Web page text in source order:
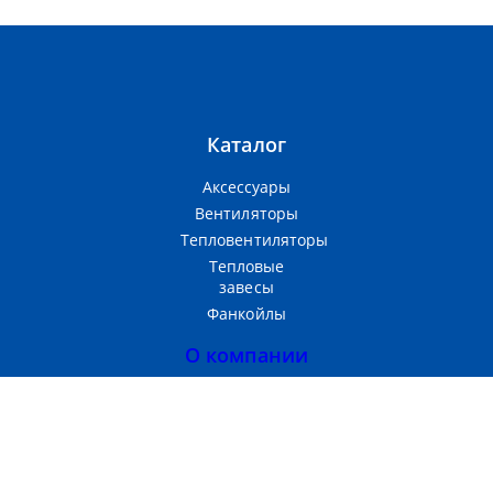
Каталог
Аксессуары
Вентиляторы
Тепловентиляторы
Тепловые
завесы
Фанкойлы
О компании